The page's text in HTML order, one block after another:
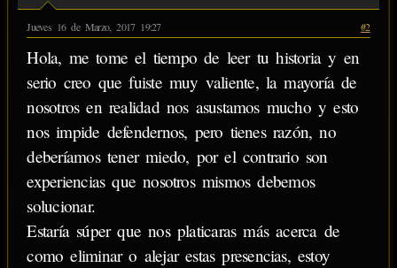
Jueves 16 de Marzo, 2017 19:27 #2
Hola, me tome el tiempo de leer tu historia y en
serio creo que fuiste muy valiente, la mayoría de
nosotros en realidad nos asustamos mucho y esto
nos impide defendernos, pero tienes razón, no
deberíamos tener miedo, por el contrario son
experiencias que nosotros mismos debemos
solucionar.
Estaría súper que nos platicaras más acerca de
como eliminar o alejar estas presencias, estoy